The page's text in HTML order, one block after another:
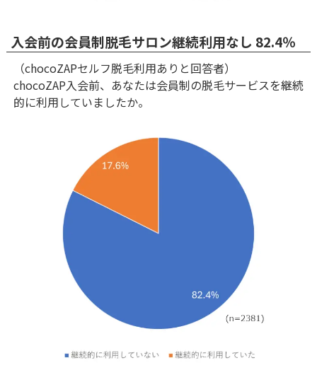
入会前の会員制脱毛サロン継続利用なし 82.4％
（chocoZAPセルフ脱毛利用ありと回答者）
chocoZAP入会前、あなたは会員制の脱毛サービスを継続
的に利用していましたか。